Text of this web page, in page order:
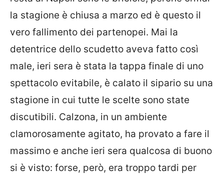
la stagione è chiusa a marzo ed è questo il
vero fallimento dei partenopei. Mai la
detentrice dello scudetto aveva fatto così
male, ieri sera è stata la tappa finale di uno
spettacolo evitabile, è calato il sipario su una
stagione in cui tutte le scelte sono state
discutibili. Calzona, in un ambiente
clamorosamente agitato, ha provato a fare il
massimo e anche ieri sera qualcosa di buono
si è visto: forse, però, era troppo tardi per